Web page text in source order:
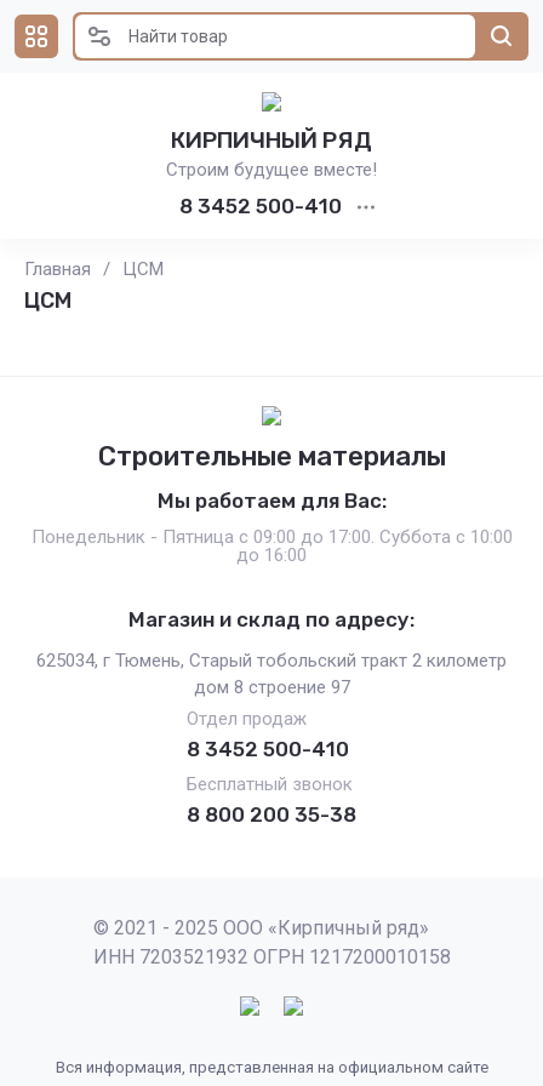
КИРПИЧНЫЙ РЯД
Строим будущее вместе!
8 3452 500-410
Главная / ЦСМ
ЦСМ
Строительные материалы
Мы работаем для Вас:
Понедельник - Пятница с 09:00 до 17:00. Суббота с 10:00
до 16:00
Магазин и склад по адресу:
625034, г Тюмень, Старый тобольский тракт 2 километр
дом 8 строение 97
Отдел продаж
8 3452 500-410
Бесплатный звонок
8 800 200 35-38
© 2021 - 2025 ООО «Кирпичный ряд»
ИНН 7203521932 ОГРН 1217200010158
Вся информация, представленная на официальном сайте